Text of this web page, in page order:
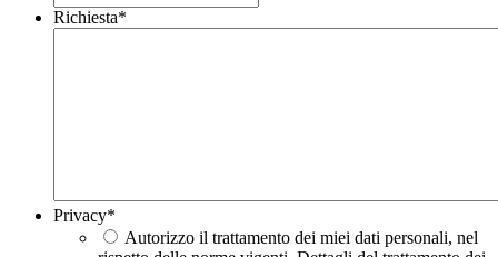
Richiesta*
Privacy*
Autorizzo il trattamento dei miei dati personali, nel